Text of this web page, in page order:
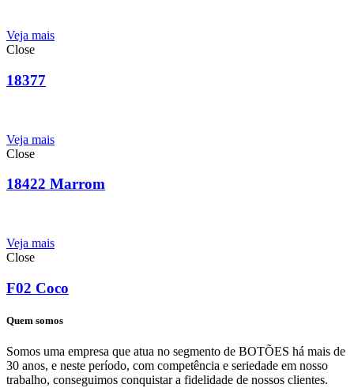
Veja mais
Close
18377
Veja mais
Close
18422 Marrom
Veja mais
Close
F02 Coco
Quem somos
Somos uma empresa que atua no segmento de BOTÕES há mais de
30 anos, e neste período, com competência e seriedade em nosso
trabalho, conseguimos conquistar a fidelidade de nossos clientes.